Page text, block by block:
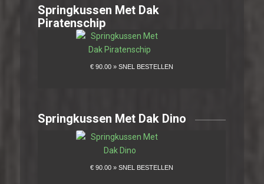
Springkussen Met Dak
Piratenschip
Springkussen Met Dak Dino